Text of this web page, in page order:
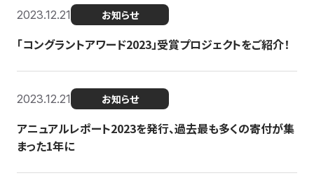
2023.12.21 お知らせ
「コングラントアワード2023」受賞プロジェクトをご紹介！
2023.12.21 お知らせ
アニュアルレポート2023を発行、過去最も多くの寄付が集
まった1年に